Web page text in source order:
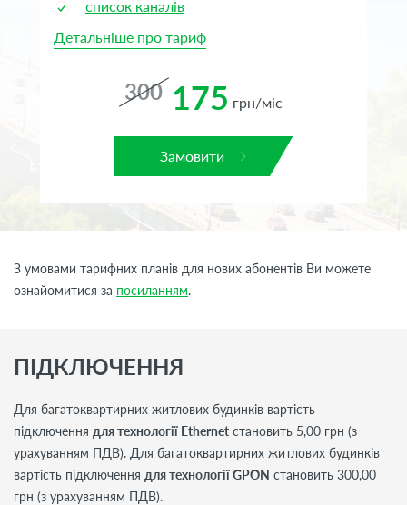
список каналів
Детальніше про тариф
300 175 грн/міс
Замовити
З умовами тарифних планів для нових абонентів Ви можете
ознайомитися за посиланням.
ПІДКЛЮЧЕННЯ
Для багатоквартирних житлових будинків вартість
підключення для технології Ethernet становить 5,00 грн (з
урахуванням ПДВ). Для багатоквартирних житлових будинків
вартість підключення для технології GPON становить 300,00
грн (з урахуванням ПДВ).